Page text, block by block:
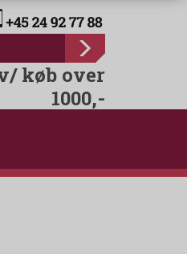
køb over
1000,-